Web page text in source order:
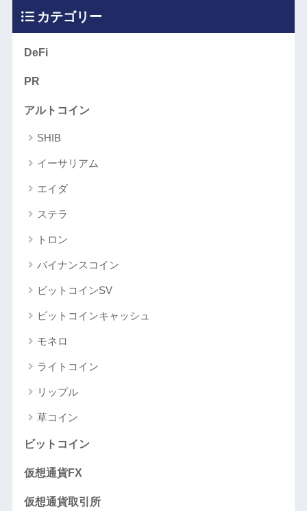
カテゴリー
DeFi
PR
アルトコイン
SHIB
イーサリアム
エイダ
ステラ
トロン
バイナンスコイン
ビットコインSV
ビットコインキャッシュ
モネロ
ライトコイン
リップル
草コイン
ビットコイン
仮想通貨FX
仮想通貨取引所